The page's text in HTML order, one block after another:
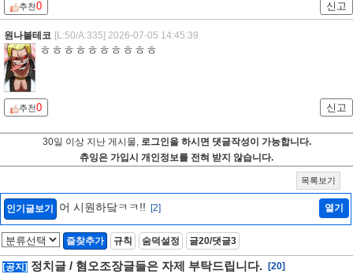
추천0 신고
원나블테코 [L:50/A:335] 2026-07-05 14:45:39
ㅎㅎㅎㅎㅎㅎㅎㅎㅎㅎ
추천0 신고
30일 이상 지난 게시물, 로그인을 하시면 댓글작성이 가능합니다.
츄잉은 가입시 개인정보를 전혀 받지 않습니다.
목록보기
인기글보기 어 시원하닼ㅋㅋ!! [2] 열기
즐찾추가 규칙 숨덕설정 글20/댓글3
[공지] 정치글 / 혐오조장글들은 자제 부탁드립니다.
[20]